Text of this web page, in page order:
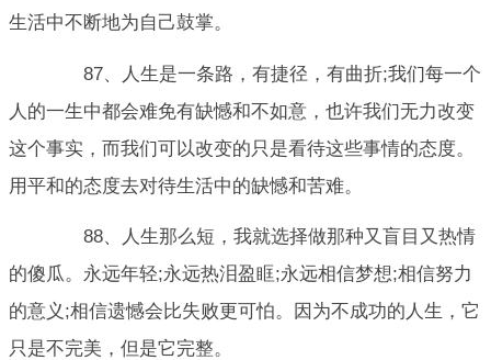
生活中不断地为自己鼓掌。
87、人生是一条路，有捷径，有曲折;我们每一个
人的一生中都会难免有缺憾和不如意，也许我们无力改变
这个事实，而我们可以改变的只是看待这些事情的态度。
用平和的态度去对待生活中的缺憾和苦难。
88、人生那么短，我就选择做那种又盲目又热情
的傻瓜。永远年轻;永远热泪盈眶;永远相信梦想;相信努力
的意义;相信遗憾会比失败更可怕。因为不成功的人生，它
只是不完美，但是它完整。